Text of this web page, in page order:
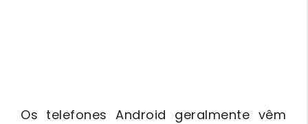
Os telefones Android geralmente vêm